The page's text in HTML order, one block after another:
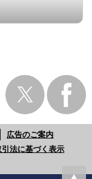
広告のご案内
法に基づく表示